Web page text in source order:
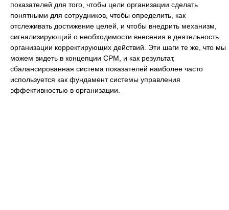
показателей для того, чтобы цели организации сделать
понятными для сотрудников, чтобы определить, как
отслеживать достижение целей, и чтобы внедрить механизм,
сигнализирующий о необходимости внесения в деятельность
организации корректирующих действий. Эти шаги те же, что мы
можем видеть в концепции CPM, и как результат,
сбалансированная система показателей наиболее часто
используется как фундамент системы управления
эффективностью в организации.